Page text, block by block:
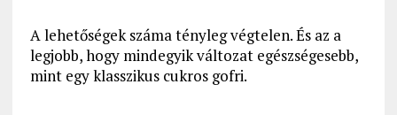
A lehetőségek száma tényleg végtelen. És az a
legjobb, hogy mindegyik változat egészségesebb,
mint egy klasszikus cukros gofri.